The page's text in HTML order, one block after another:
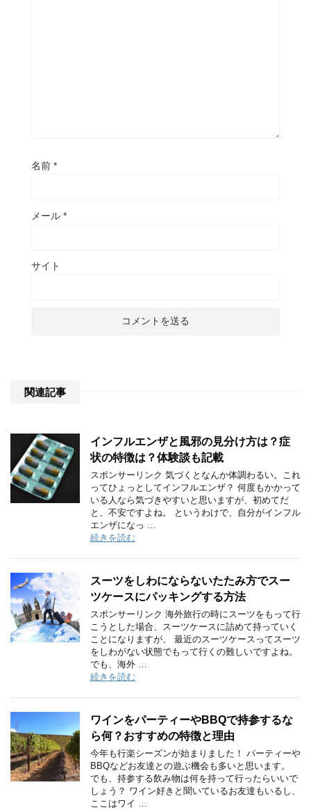
名前 *
メール *
サイト
関連記事
インフルエンザと風邪の見分け方は？症
状の特徴は？体験談も記載
スポンサーリンク 気づくとなんか体調わるい。これ
ってひょっとしてインフルエンザ？ 何度もかかって
いる人なら気づきやすいと思いますが、初めてだ
と、不安ですよね。 というわけで、自分がインフル
エンザになっ …
続きを読む
スーツをしわにならないたたみ方でスー
ツケースにパッキングする方法
スポンサーリンク 海外旅行の時にスーツをもって行
こうとした場合、スーツケースに詰めて持っていく
ことになりますが、 最近のスーツケースってスーツ
をしわがない状態でもって行くの難しいですよね。
でも、海外 …
続きを読む
ワインをパーティーやBBQで持参するな
ら何？おすすめの特徴と理由
今年も行楽シーズンが始まりました！ パーティーや
BBQなどお友達との遊ぶ機会も多いと思います。
でも、持参する飲み物は何を持って行ったらいいで
しょう？ ワイン好きと聞いているお友達もいるし、
ここはワイ …